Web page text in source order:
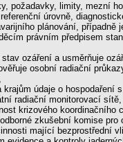
požadavky, limity, mezní
úrovně,
plánování,
právním předpisem
ozáření a usměrňuje
osobní radiační
krajům údaje o hospodaření
radiační monitorovací
krizového koordinačního
zkušební komise
mající bezprostřední